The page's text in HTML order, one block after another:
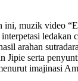
ini, muzik video
ledakan
arahan
Jipie serta
imajinasi